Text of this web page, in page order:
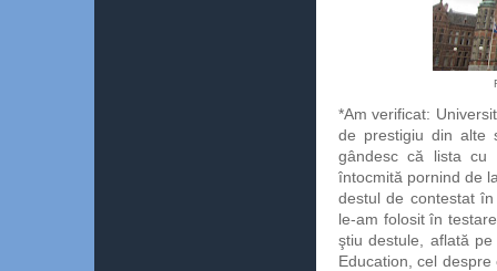
*Am verificat:
de prestigiu din alte
gândesc că lista cu
întocmită pornind de
destul de contestat
le-am folosit în
ştiu destule, aflată
Education, cel